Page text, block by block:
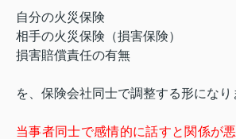
自分の火災保険
相手の火災保険（損害保険）
損害賠償責任の有無
を、保険会社同士で調整する形になり
当事者同士で感情的に話すと関係が悪